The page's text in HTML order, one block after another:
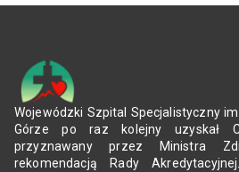
Wojewódzki Szpital Specjalistyczny
Górze po raz kolejny uzyskał
przyznawany przez Ministra
rekomendacją Rady